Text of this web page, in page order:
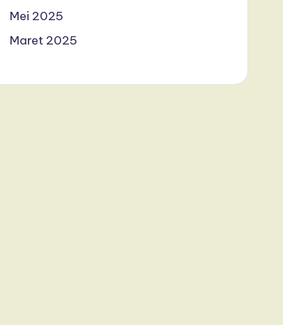
Mei 2025
Maret 2025